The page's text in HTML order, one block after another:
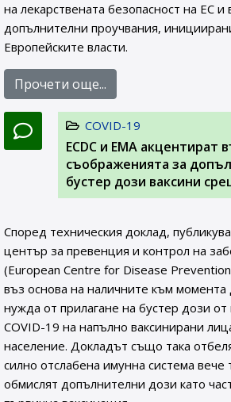
на лекарствената безопасност на ЕС
допълнителни проучвания,
Европейските власти.
Прочети още...
COVID-19
ЕCDC и EMA акцентират
съображенията за
бустер дози ваксини
Според техническия доклад,
център за превенция и контрол на
(European Centre for Disease Prevention
въз основа на наличните към
нужда от прилагане на бустер дози
COVID-19 на напълно ваксинирани
население. Докладът също така
силно отслабена имунна система вече
обмислят допълнителни дози като